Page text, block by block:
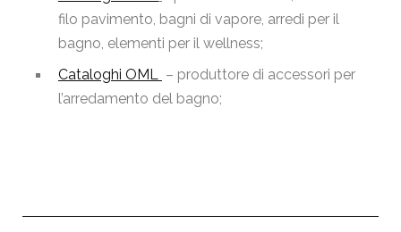
filo pavimento, bagni di vapore, arredi per il
bagno, elementi per il wellness;
Cataloghi OML – produttore di accessori per
l’arredamento del bagno;